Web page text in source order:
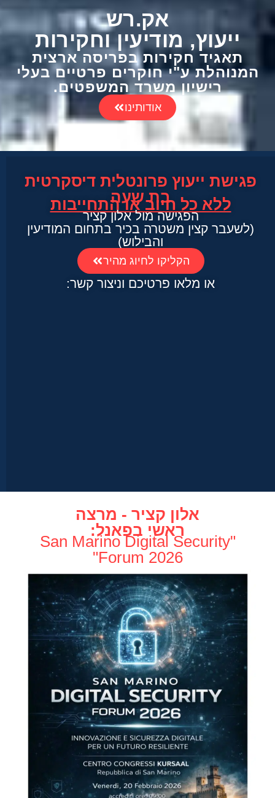
אק.רש
ייעוץ, מודיעין וחקירות
תאגיד חקירות בפריסה ארצית
המנוהלת ע"י חוקרים פרטיים בעלי
רישיון משרד המשפטים.
אודותינו
פגישת ייעוץ פרונטלית דיסקרטית
בת שעה
ללא כל חיוב או התחייבות
הפגישה מול אלון קציר
(לשעבר קצין משטרה בכיר בתחום המודיעין
והבילוש)
הקליקו לחיוג מהיר
או מלאו פרטיכם וניצור קשר:
אלון קציר - מרצה
ראשי בפאנל:
"San Marino Digital Security
Forum 2026"